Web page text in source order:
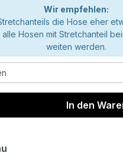
Wir empfehlen:
die Hose eher
Hosen mit Stretchanteil
weiten werden.
Gib den
In den